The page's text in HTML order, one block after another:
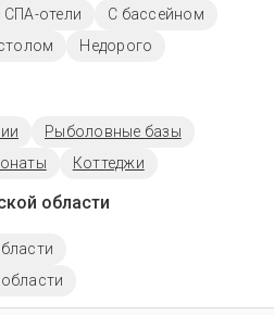
СПА-отели
C бассейном
Недорого
Рыболовные базы
Коттеджи
области